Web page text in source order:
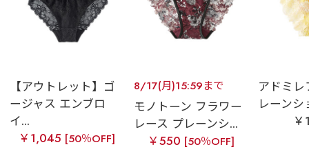
【アウトレット】ゴ
ージャス エンブロ
イ...
￥1,045 [50％OFF]
8/17(月)15:59まで
モノトーン フラワー
レース プレーンシ...
￥550 [50％OFF]
アドミ
レーンシ